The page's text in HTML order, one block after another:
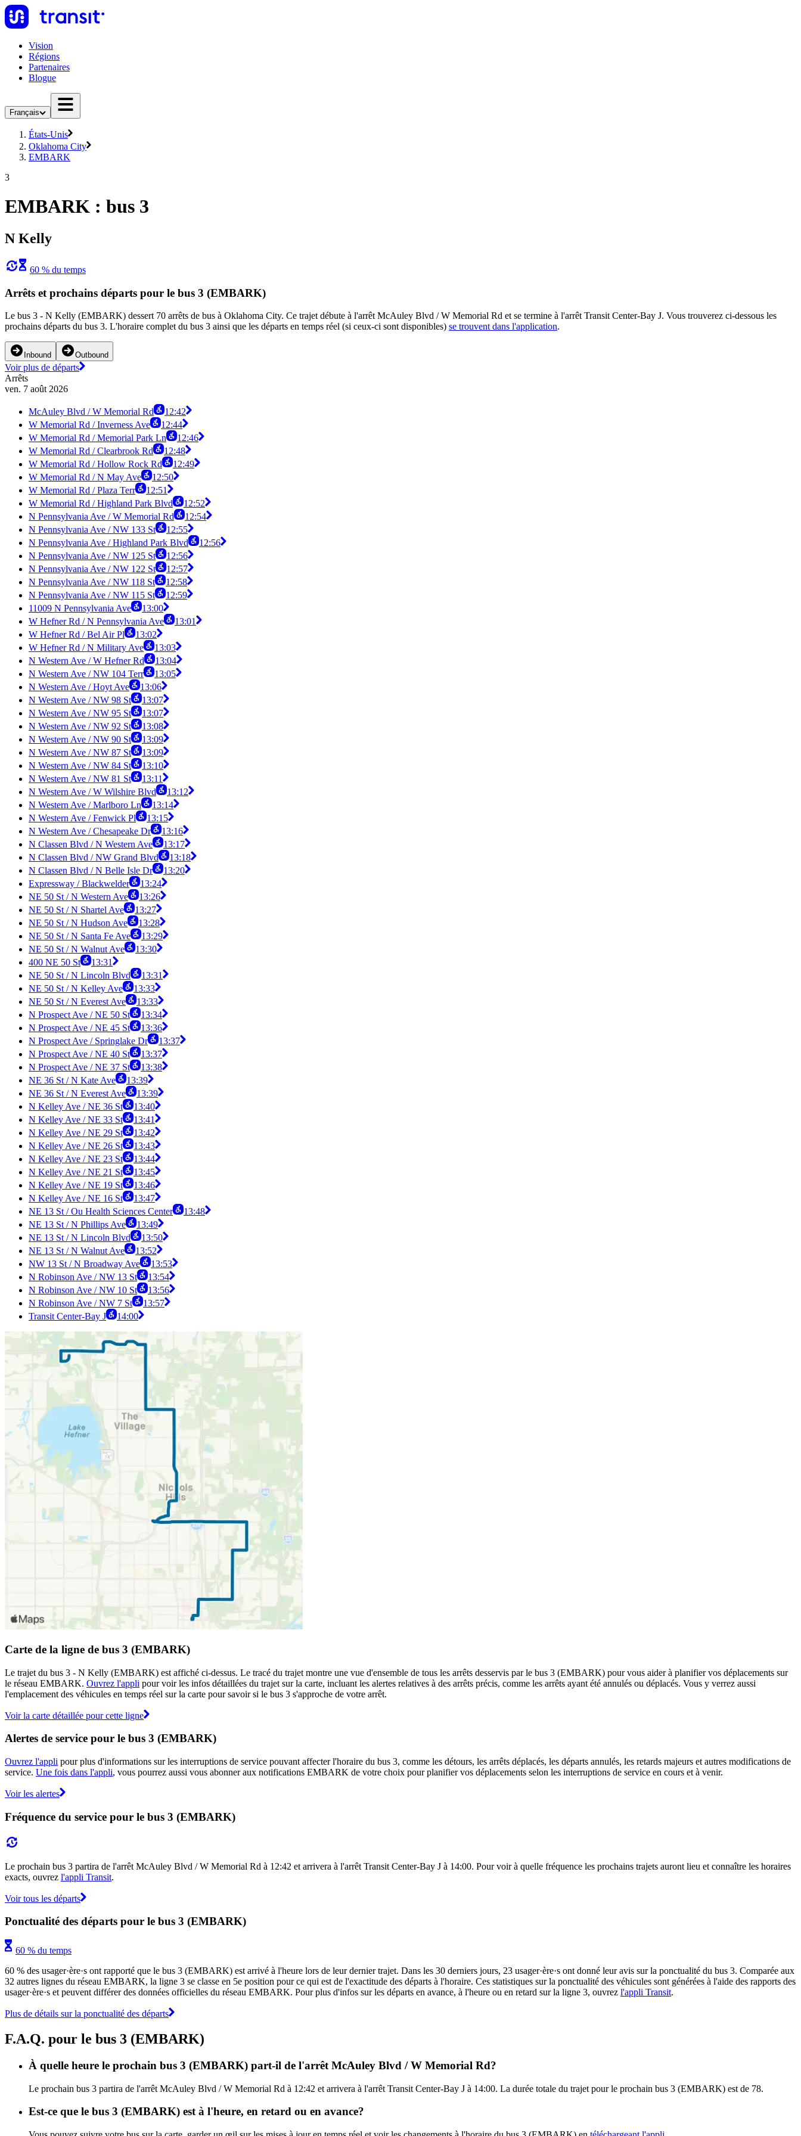
Vision
Régions
Partenaires
Blogue
Français
États-Unis
Oklahoma City
EMBARK
3
EMBARK : bus 3
N Kelly
60 % du temps
Arrêts et prochains départs pour le bus 3 (EMBARK)
Le bus 3 - N Kelly (EMBARK) dessert 70 arrêts de bus à Oklahoma City. Ce trajet débute à l'arrêt McAuley Blvd / W Memorial Rd et se termine à l'arrêt Transit Center-Bay J. Vous trouverez ci-dessous les
prochains départs du bus 3. L'horaire complet du bus 3 ainsi que les départs en temps réel (si ceux-ci sont disponibles) se trouvent dans l'application.
Inbound Outbound
Voir plus de départs
Arrêts
ven. 7 août 2026
McAuley Blvd / W Memorial Rd
12:42
W Memorial Rd / Inverness Ave
12:44
W Memorial Rd / Memorial Park Ln
12:46
W Memorial Rd / Clearbrook Rd
12:48
W Memorial Rd / Hollow Rock Rd
12:49
W Memorial Rd / N May Ave
12:50
W Memorial Rd / Plaza Terr
12:51
W Memorial Rd / Highland Park Blvd
12:52
N Pennsylvania Ave / W Memorial Rd
12:54
N Pennsylvania Ave / NW 133 St
12:55
N Pennsylvania Ave / Highland Park Blvd
12:56
N Pennsylvania Ave / NW 125 St
12:56
N Pennsylvania Ave / NW 122 St
12:57
N Pennsylvania Ave / NW 118 St
12:58
N Pennsylvania Ave / NW 115 St
12:59
11009 N Pennsylvania Ave
13:00
W Hefner Rd / N Pennsylvania Ave
13:01
W Hefner Rd / Bel Air Pl
13:02
W Hefner Rd / N Military Ave
13:03
N Western Ave / W Hefner Rd
13:04
N Western Ave / NW 104 Terr
13:05
N Western Ave / Hoyt Ave
13:06
N Western Ave / NW 98 St
13:07
N Western Ave / NW 95 St
13:07
N Western Ave / NW 92 St
13:08
N Western Ave / NW 90 St
13:09
N Western Ave / NW 87 St
13:09
N Western Ave / NW 84 St
13:10
N Western Ave / NW 81 St
13:11
N Western Ave / W Wilshire Blvd
13:12
N Western Ave / Marlboro Ln
13:14
N Western Ave / Fenwick Pl
13:15
N Western Ave / Chesapeake Dr
13:16
N Classen Blvd / N Western Ave
13:17
N Classen Blvd / NW Grand Blvd
13:18
N Classen Blvd / N Belle Isle Dr
13:20
Expressway / Blackwelder
13:24
NE 50 St / N Western Ave
13:26
NE 50 St / N Shartel Ave
13:27
NE 50 St / N Hudson Ave
13:28
NE 50 St / N Santa Fe Ave
13:29
NE 50 St / N Walnut Ave
13:30
400 NE 50 St
13:31
NE 50 St / N Lincoln Blvd
13:31
NE 50 St / N Kelley Ave
13:33
NE 50 St / N Everest Ave
13:33
N Prospect Ave / NE 50 St
13:34
N Prospect Ave / NE 45 St
13:36
N Prospect Ave / Springlake Dr
13:37
N Prospect Ave / NE 40 St
13:37
N Prospect Ave / NE 37 St
13:38
NE 36 St / N Kate Ave
13:39
NE 36 St / N Everest Ave
13:39
N Kelley Ave / NE 36 St
13:40
N Kelley Ave / NE 33 St
13:41
N Kelley Ave / NE 29 St
13:42
N Kelley Ave / NE 26 St
13:43
N Kelley Ave / NE 23 St
13:44
N Kelley Ave / NE 21 St
13:45
N Kelley Ave / NE 19 St
13:46
N Kelley Ave / NE 16 St
13:47
NE 13 St / Ou Health Sciences Center
13:48
NE 13 St / N Phillips Ave
13:49
NE 13 St / N Lincoln Blvd
13:50
NE 13 St / N Walnut Ave
13:52
NW 13 St / N Broadway Ave
13:53
N Robinson Ave / NW 13 St
13:54
N Robinson Ave / NW 10 St
13:56
N Robinson Ave / NW 7 St
13:57
Transit Center-Bay J
14:00
Carte de la ligne de bus 3 (EMBARK)
Le trajet du bus 3 - N Kelly (EMBARK) est affiché ci-dessus. Le tracé du trajet montre une vue d'ensemble de tous les arrêts desservis par le bus 3 (EMBARK) pour vous aider à planifier vos déplacements sur
le réseau EMBARK. Ouvrez l'appli pour voir les infos détaillées du trajet sur la carte, incluant les alertes relatives à des arrêts précis, comme les arrêts ayant été annulés ou déplacés. Vous y verrez aussi
l'emplacement des véhicules en temps réel sur la carte pour savoir si le bus 3 s'approche de votre arrêt.
Voir la carte détaillée pour cette ligne
Alertes de service pour le bus 3 (EMBARK)
Ouvrez l'appli pour plus d'informations sur les interruptions de service pouvant affecter l'horaire du bus 3, comme les détours, les arrêts déplacés, les départs annulés, les retards majeurs et autres modifications de
service. Une fois dans l'appli, vous pourrez aussi vous abonner aux notifications EMBARK de votre choix pour planifier vos déplacements selon les interruptions de service en cours et à venir.
Voir les alertes
Fréquence du service pour le bus 3 (EMBARK)
Le prochain bus 3 partira de l'arrêt McAuley Blvd / W Memorial Rd à 12:42 et arrivera à l'arrêt Transit Center-Bay J à 14:00. Pour voir à quelle fréquence les prochains trajets auront lieu et connaître les horaires
exacts, ouvrez l'appli Transit.
Voir tous les départs
Ponctualité des départs pour le bus 3 (EMBARK)
60 % du temps
60 % des usager·ère·s ont rapporté que le bus 3 (EMBARK) est arrivé à l'heure lors de leur dernier trajet. Dans les 30 derniers jours, 23 usager·ère·s ont donné leur avis sur la ponctualité du bus 3. Comparée aux
32 autres lignes du réseau EMBARK, la ligne 3 se classe en 5e position pour ce qui est de l'exactitude des départs à l'horaire. Ces statistiques sur la ponctualité des véhicules sont générées à l'aide des rapports des
usager·ère·s et peuvent différer des données officielles du réseau EMBARK. Pour plus d'infos sur les départs en avance, à l'heure ou en retard sur la ligne 3, ouvrez l'appli Transit.
Plus de détails sur la ponctualité des départs
F.A.Q. pour le bus 3 (EMBARK)
À quelle heure le prochain bus 3 (EMBARK) part-il de l'arrêt McAuley Blvd / W Memorial Rd?
Le prochain bus 3 partira de l'arrêt McAuley Blvd / W Memorial Rd à 12:42 et arrivera à l'arrêt Transit Center-Bay J à 14:00. La durée totale du trajet pour le prochain bus 3 (EMBARK) est de 78.
Est-ce que le bus 3 (EMBARK) est à l'heure, en retard ou en avance?